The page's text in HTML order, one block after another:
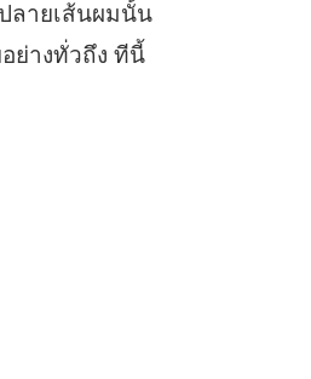
ลายเส้นผมนั้น
ย่างทั่วถึง ทีนี้